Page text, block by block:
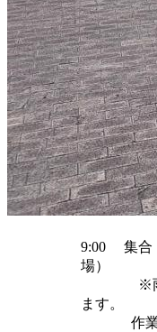
9:00 集合
場）
※雨天時
ます。
作業内